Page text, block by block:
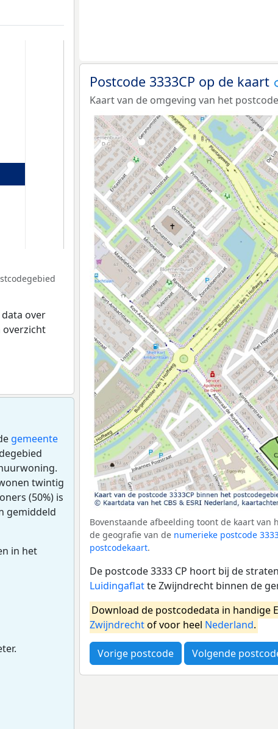
data over
overzicht
gemeente
twintig
(50%) is
gemiddeld
in het
Postcode 3333CP op de kaart
Kaart van de omgeving van het
Bovenstaande afbeelding toont de kaart van
de geografie van de numerieke postcode
postcodekaart.
De postcode 3333 CP hoort bij de straten
Luidingaflatte Zwijndrecht binnen de
Download de postcodedata in handige
Zwijndrechtof voor heel Nederland.
Vorige postcode Volgende